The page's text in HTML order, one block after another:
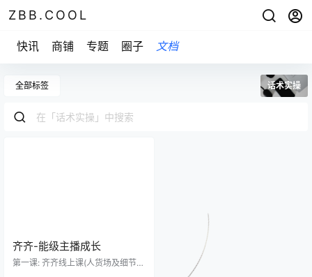
ZBB.COOL
快讯 商铺 专题 圈子 文档
全部标签 话术实操
齐齐-能级主播成长
第一课: 齐齐线上课(人货场及细节）